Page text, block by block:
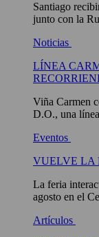
Santiago
junto con la
Noticias
LÍNEA
Viña Carmen
D.O., una
Eventos
VUELVE LA
La feria
agosto en el
Artículos